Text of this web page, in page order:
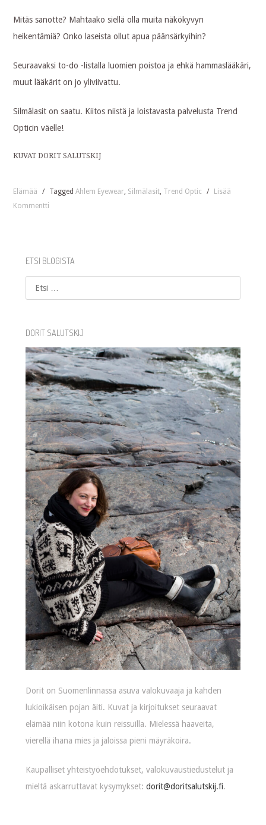
Mitäs sanotte? Mahtaako siellä olla muita näkökyvyn
heikentämiä? Onko laseista ollut apua päänsärkyihin?
Seuraavaksi to-do -listalla luomien poistoa ja ehkä hammaslääkäri,
muut lääkärit on jo yliviivattu.
Silmälasit on saatu. Kiitos niistä ja loistavasta palvelusta Trend
Opticin väelle!
KUVAT DORIT SALUTSKIJ
Elämää / TaggedAhlem Eyewear Silmälasit Trend Optic / Lisää
Kommentti
ETSI BLOGISTA
Etsi
DORIT SALUTSKIJ
Dorit on Suomenlinnassa asuva valokuvaaja ja kahden
lukioikäisen pojan äiti. Kuvat ja kirjoitukset seuraavat
elämää niin kotona kuin reissuilla. Mielessä haaveita,
vierellä ihana mies ja jaloissa pieni mäyräkoira.
Kaupalliset yhteistyöehdotukset, valokuvaustiedustelut ja
mieltä askarruttavat kysymykset:dorit@doritsalutskij.fi.